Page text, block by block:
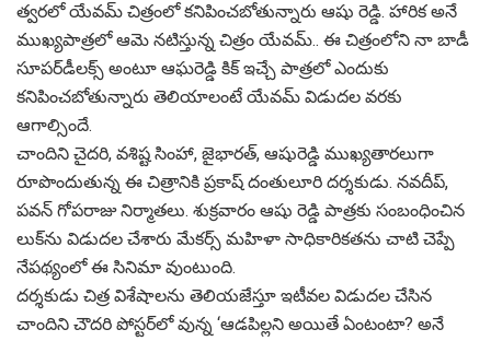
త్వ‌ర‌లో యేవ‌మ్ చిత్రంలో క‌నిపించ‌బోతున్నారు ఆషు రెడ్డి. హారిక అనే
ముఖ్య‌పాత్ర‌లో ఆమె న‌టిస్తున్న చిత్రం యేవ‌మ్‌.. ఈ చిత్రంలోని నా బాడీ
సూప‌ర్‌డీల‌క్స్ అంటూ ఆఘ‌రెడ్డి కిక్ ఇచ్చే పాత్ర‌లో ఎందుకు
క‌నిపించ‌బోతున్నారు తెలియాలంటే యేవ‌మ్ విడుద‌ల వ‌ర‌కు
ఆగాల్సిందే.
చాందిని చైద‌రి, వ‌శిష్ట సింహా, జైభారత్‌, ఆషురెడ్డి ముఖ్యతారలుగా
రూపొందుతున్న ఈ చిత్రానికి ప్రకాష్‌ దంతులూరి దర్శకుడు. నవదీప్‌,
పవన్‌ గోపరాజు నిర్మాతలు. శుక్ర‌వారం ఆషు రెడ్డి పాత్ర‌కు సంబంధించిన
లుక్‌ను విడుద‌ల చేశారు మేక‌ర్స్ మహిళా సాధికారికతను చాటి చెప్పే
నేప‌థ్యంలో ఈ సినిమా వుంటుంది.
దర్శకుడు చిత్ర విశేషాలను తెలియజేస్తూ ఇటీవ‌ల విడుద‌ల చేసిన
చాందిని చౌద‌రి పోస్ట‌ర్‌లో వున్న ‘ఆడపిల్లని అయితే ఏంటంటా? అనే